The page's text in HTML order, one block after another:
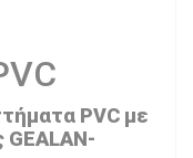
PVC με
GEALAN-